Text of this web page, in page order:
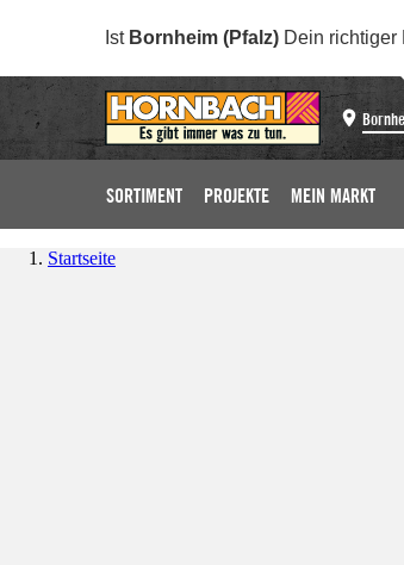
Ist Bornheim (Pfalz) Dein richtiger
SORTIMENT PROJEKTE MEIN MARKT
Startseite